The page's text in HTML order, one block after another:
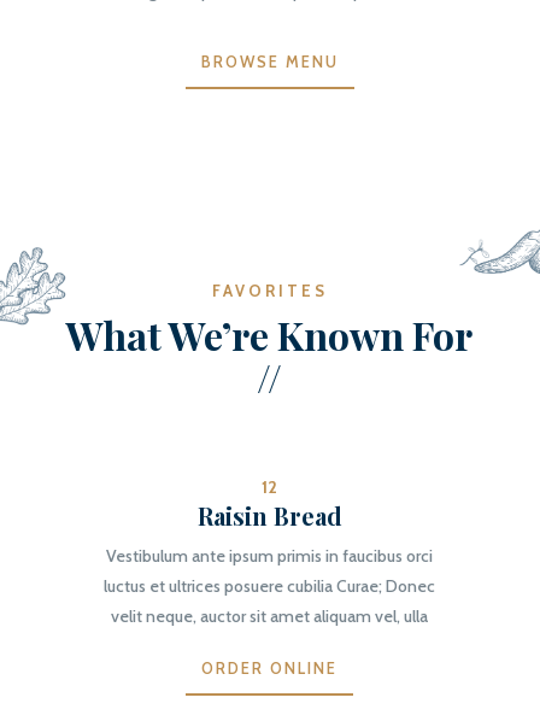
BROWSE MENU
FAVORITES
What We’re Known For
//
12
Raisin Bread
Vestibulum ante ipsum primis in faucibus orci
luctus et ultrices posuere cubilia Curae; Donec
velit neque, auctor sit amet aliquam vel, ulla
ORDER ONLINE